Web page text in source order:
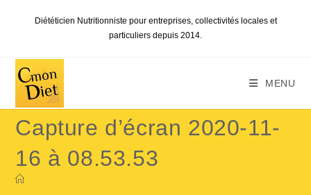
Diététicien Nutritionniste pour entreprises, collectivités locales et
particuliers depuis 2014.
MENU
Capture d’écran 2020-11-
16 à 08.53.53